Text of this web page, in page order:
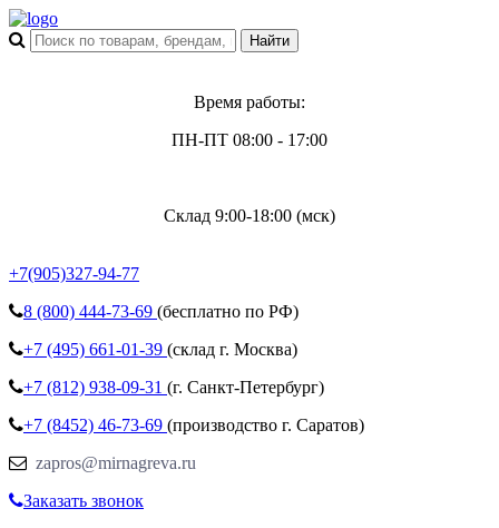
Время работы:
ПН-ПТ 08:00 - 17:00
Склад 9:00-18:00 (мск)
+7(905)327-94-77
8 (800) 444-73-69 (бесплатно по РФ)
+7 (495) 661-01-39 (склад г. Москва)
+7 (812) 938-09-31 (г. Санкт-Петербург)
+7 (8452) 46-73-69 (производство г. Саратов)
zapros@mirnagreva.ru
Заказать звонок